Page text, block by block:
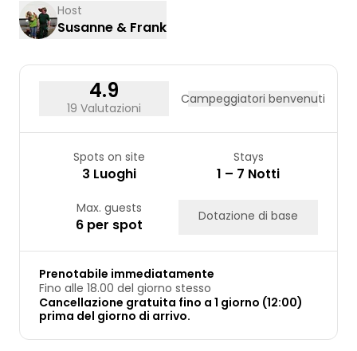
17
24
25 26
Host
Susanne & Frank
4.9
19 Valutazioni
Campeggiatori benvenuti
Spots on site
3 Luoghi
Stays
1 – 7 Notti
Max. guests
6 per spot Dotazione di base
Prenotabile immediatamente
Fino alle 18.00 del giorno stesso
Cancellazione gratuita fino a 1 giorno (12:00)
prima del giorno di arrivo.